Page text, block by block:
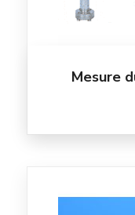
Mesure